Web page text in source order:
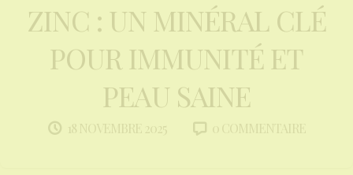
ZINC : UN MINÉRAL CLÉ
POUR IMMUNITÉ ET
PEAU SAINE
18 NOVEMBRE 2025 0 COMMENTAIRE